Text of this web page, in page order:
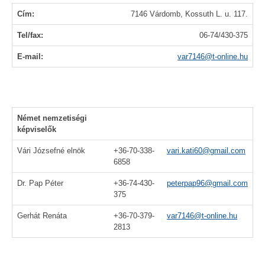
Cím: 7146 Várdomb, Kossuth L. u. 117.
Tel/fax: 06-74/430-375
E-mail: var7146@t-online.hu
Német nemzetiségi
képviselők
Vári Józsefné elnök
+36-70-338-
6858
vari.kati60@gmail.com
Dr. Pap Péter
+36-74-430-
375
peterpap96@gmail.com
Gerhát Renáta
+36-70-379-
2813
var7146@t-online.hu